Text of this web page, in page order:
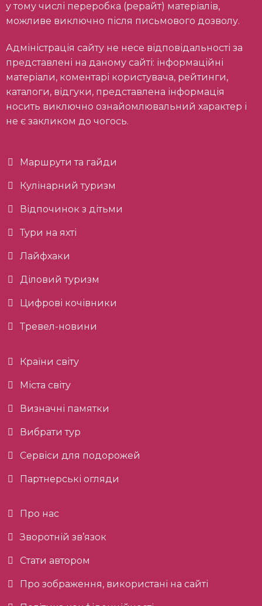
у тому числі переробка (рерайт) матеріалів,
можливе виключно після письмового дозволу.
Адміністрація сайту не несе відповідальності за
представлені на даному сайті: інформаційні
матеріали, коментарі користувача, рейтинги,
каталоги, відгуки, представлена інформація
носить виключно ознайомлювальний характер і
не є закликом до чогось.
Маршрути та гайди
Кулінарний туризм
Відпочинок з дітьми
Тури на яхті
Лайфхаки
Діловий туризм
Цифрові кочівники
Тревел-новини
Країни світу
Міста світу
Визначні памятки
Вибрати тур
Сервіси для подорожей
Партнерські огляди
Про нас
Зворотній зв’язок
Стати автором
Про зображення, використані на сайті